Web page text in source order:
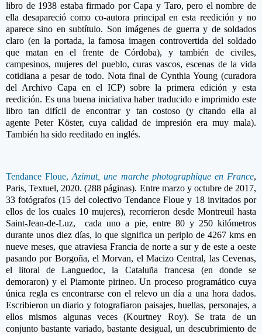
libro de 1938 estaba firmado por Capa y Taro, pero el nombre de
ella desapareció como co-autora principal en esta reedición y no
aparece sino en subtítulo. Son imágenes de guerra y de soldados
claro (en la portada, la famosa imagen controvertida del soldado
que matan en el frente de Córdoba), y también de civiles,
campesinos, mujeres del pueblo, curas vascos, escenas de la vida
cotidiana a pesar de todo. Nota final deCynthia Young (curadora
del Archivo Capa en el ICP) sobre la primera edición y esta
reedición. Es una buena iniciativa haber traducido e imprimido este
libro tan difícil de encontrar y tan costoso (y citando ella al
agente Peter Köster, cuya calidad de impresión era muy mala).
También ha sido reeditado en inglés.
Tendance Floue, Azimut, une marche photographique en France,
Paris, Textuel, 2020.(288 páginas). Entre marzo y octubre de 2017,
33 fotógrafos (15 del colectivo Tendance Floue y 18 invitados por
ellos de los cuales 10 mujeres), recorrieron desde Montreuil hasta
Saint-Jean-de-Luz, cada uno a pie, entre 80 y 250 kilómetros
durante unos diez días, lo que significa un periplo de 4267 kms en
nueve meses, que atraviesa Francia de norte a sur y de este a oeste
pasando por Borgoña, el Morvan, el Macizo Central, las Cevenas,
el litoral de Languedoc, la Cataluña francesa (en donde se
demoraron) y el Piamonte pirineo. Un proceso programático cuya
única regla es encontrarse con el relevo un día a una hora dados.
Escribieron un diario y fotografiaron paisajes, huellas, personajes, a
ellos mismos algunas veces(Kourtney Roy). Se trata de un
conjunto bastante variado, bastante desigual, un descubrimiento de